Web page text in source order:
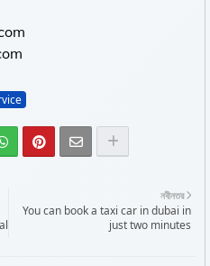
নবীনতর
You can book a taxi car in dubai in
just two minutes